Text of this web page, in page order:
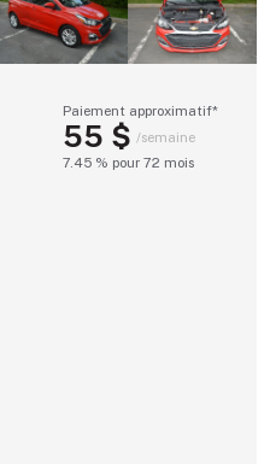
Paiement approximatif*
55 $ /semaine
7.45 % pour 72 mois